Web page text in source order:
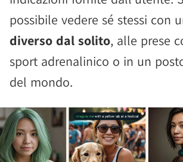
possibile vedere sé stessi con
diverso dal solito, alle prese
sport adrenalinico o in un
del mondo.